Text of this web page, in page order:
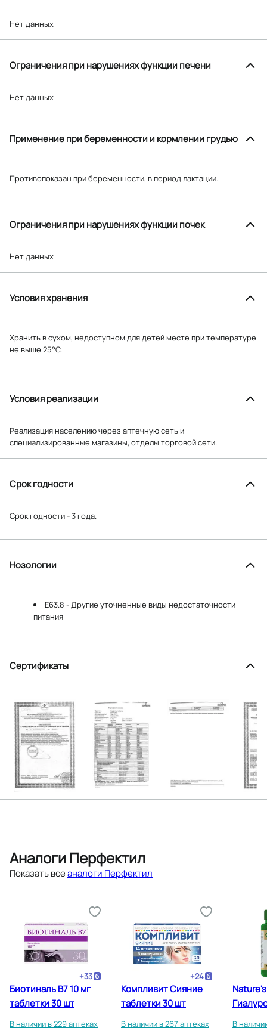
Нет данных
Ограничения при нарушениях функции печени
Нет данных
Применение при беременности и кормлении грудью
Противопоказан при беременности, в период лактации.
Ограничения при нарушениях функции почек
Нет данных
Условия хранения
Хранить в сухом, недоступном для детей месте при температуре
не выше 25°С.
Условия реализации
Реализация населению через аптечную сеть и
специализированные магазины, отделы торговой сети.
Срок годности
Срок годности - 3 года.
Нозологии
E63.8 - Другие уточненные виды недостаточности
питания
Сертификаты
Аналоги Перфектил
Показать всеаналоги Перфектил
+33
Биотиналь B7 10 мг
таблетки 30 шт
В наличии в 229 аптеках
+24
Компливит Сияние
таблетки 30 шт
В наличии в 267 аптеках В